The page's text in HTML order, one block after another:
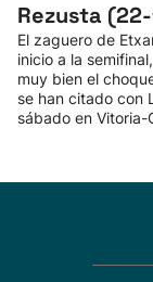
Rezusta
El zaguero de
inicio a la
muy bien el
se han citado con
sábado en Vitoria-